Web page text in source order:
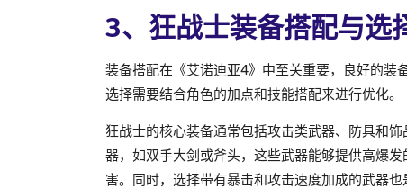
3、狂战士装备搭配与选
装备搭配在《艾诺迪亚4》中至关重要，良好的装
选择需要结合角色的加点和技能搭配来进行优化。
狂战士的核心装备通常包括攻击类武器、防具和
器，如双手大剑或斧头，这些武器能够提供高爆
害。同时，选择带有暴击和攻击速度加成的武器